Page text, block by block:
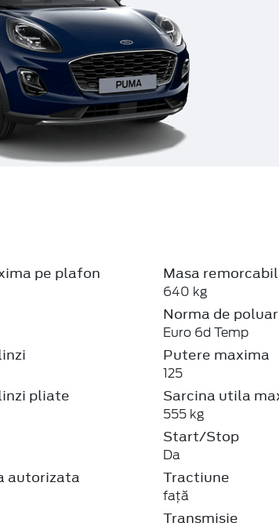
pe plafon
pliate
autorizata
Masa
640 kg
Norma de
Euro 6d Temp
Putere maxima
125
Sarcina utila
555 kg
Start/Stop
Da
Tractiune
faţă
Transmisie